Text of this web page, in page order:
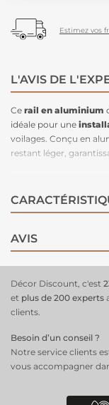
Estimez vos
L'AVIS DE
Ce rail en aluminium
idéale pour une
voilages. Conçu en
restant léger,
soucis. Les 20
une longueur de 250
ou les espaces
pratique, fonctionnel
Idéale pour le salon,
thermiquespour une
AVIS
Décor Discount, c'est
et plus de 200 experts
clients.
Besoin d’un conseil ?
Notre service clients
vous accompagner